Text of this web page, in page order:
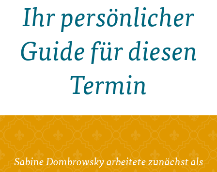
Ihr persönlicher
Guide für diesen
Termin
Sabine Dombrowsky arbeitete zunächst als